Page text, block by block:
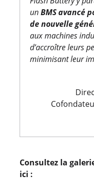
unBMS avancé
de nouvelle
aux machines
d’accroître leurs
minimisant leur
Consultez la
ici :